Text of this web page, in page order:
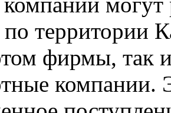
по территории
фирмы, так
компании.